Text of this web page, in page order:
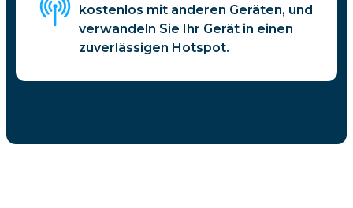
kostenlos mit anderen Geräten, und
verwandeln Sie Ihr Gerät in einen
zuverlässigen Hotspot.